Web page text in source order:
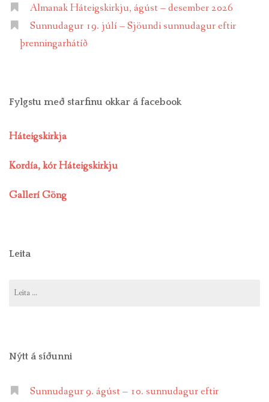
Almanak Háteigskirkju, ágúst – desember 2026
Sunnudagur 19. júlí – Sjöundi sunnudagur eftir
þrenningarhátíð
Fylgstu með starfinu okkar á facebook
Háteigskirkja
Kordía, kór Háteigskirkju
Gallerí Göng
Leita
að:
Nýtt á síðunni
Sunnudagur 9. ágúst – 10. sunnudagur eftir